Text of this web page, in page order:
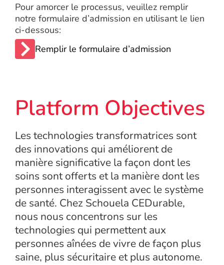
Platform Objectives
Les technologies transformatrices sont
des innovations qui améliorent de
manière significative la façon dont les
soins sont offerts et la manière dont les
personnes interagissent avec le système
de santé. Chez Schouela CEDurable,
nous nous concentrons sur les
technologies qui permettent aux
personnes aînées de vivre de façon plus
saine, plus sécuritaire et plus autonome.
Pour amorcer le processus, veuillez remplir
notre formulaire d’admission en utilisant le lien
ci-dessous:
Remplir le formulaire d’admission